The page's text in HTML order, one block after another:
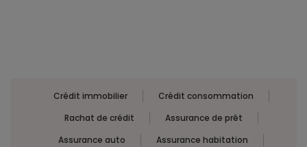
Crédit immobilier
Crédit consommation
Rachat de crédit
Assurance de prêt
Assurance auto
Assurance habitation